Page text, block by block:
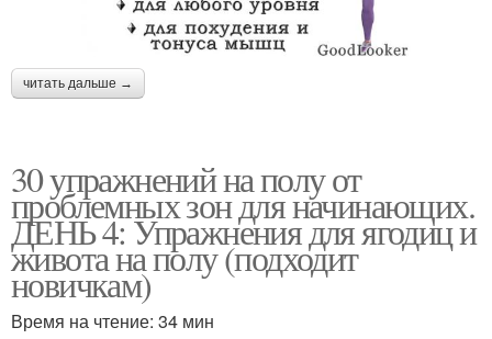
читать дальше →
30 упражнений на полу от
проблемных зон для начинающих.
ДЕНЬ 4: Упражнения для ягодиц и
живота на полу (подходит
новичкам)
Время на чтение: 34 мин